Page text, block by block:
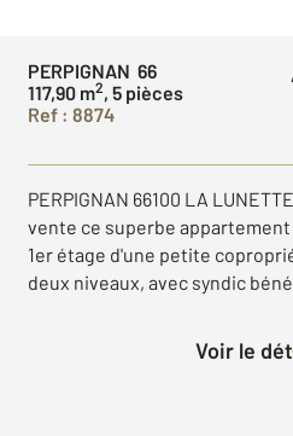
PERPIGNAN 66
117,90 m2, 5 pièces
Ref : 8874
PERPIGNAN 66100 LA
vente ce superbe appartement
1er étage d'une petite
deux niveaux, avec syndic
Voir le